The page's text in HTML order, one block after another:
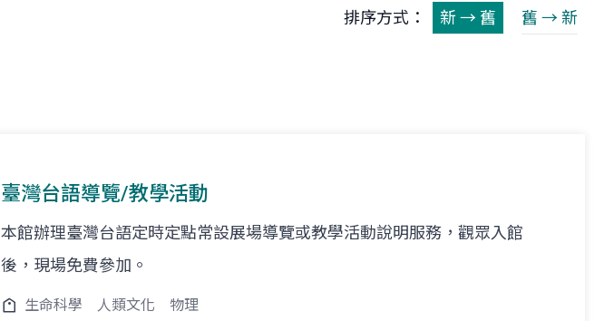
排序方式： 新 → 舊 舊 → 新
臺灣台語導覽/教學活動
本館辦理臺灣台語定時定點常設展場導覽或教學活動說明服務，觀眾入館
後，現場免費參加。
生命科學 人類文化 物理